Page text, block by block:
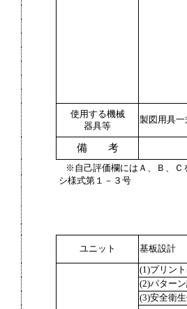
使用する機械
器具等
製図用具一
備 考
※自己評価欄にはＡ、Ｂ、Ｃ
シ様式第１－３号
ユニット 基板設計
(1)プリン
(2)パター
(3)安全衛